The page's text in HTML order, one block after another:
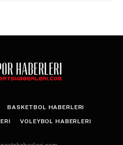
BASKETBOL HABERLERI
VOLEYBOL HABERLERI